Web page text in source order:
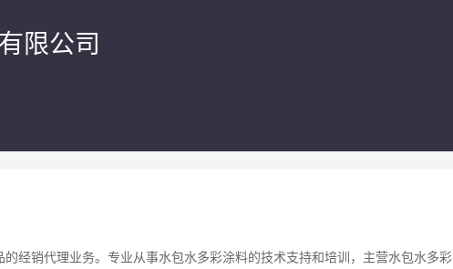
限公司
经销代理业务。专业从事水包水多彩涂料的技术支持和培训，主营水包水多彩